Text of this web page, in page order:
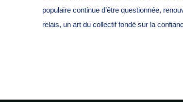
populaire continue d’être questionnée,
relais, un art du collectif fondé sur la